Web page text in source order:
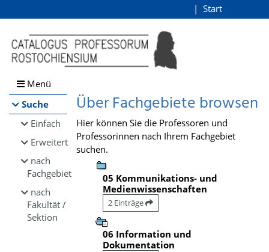
Browsen
direkt zum Inhalt
Start
Menü
Suche
Einfach
Erweitert
nach
Fachgebiet
nach
Fakultät /
Sektion
Über Fachgebiete browsen
Hier können Sie die Professoren und
Professorinnen nach Ihrem Fachgebiet
suchen.
05 Kommunikations- und
Medienwissenschaften
2 Einträge
06 Information und
Dokumentation